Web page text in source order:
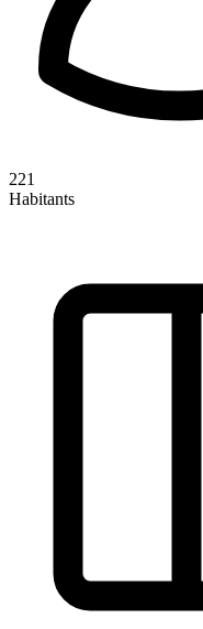
221
Habitants